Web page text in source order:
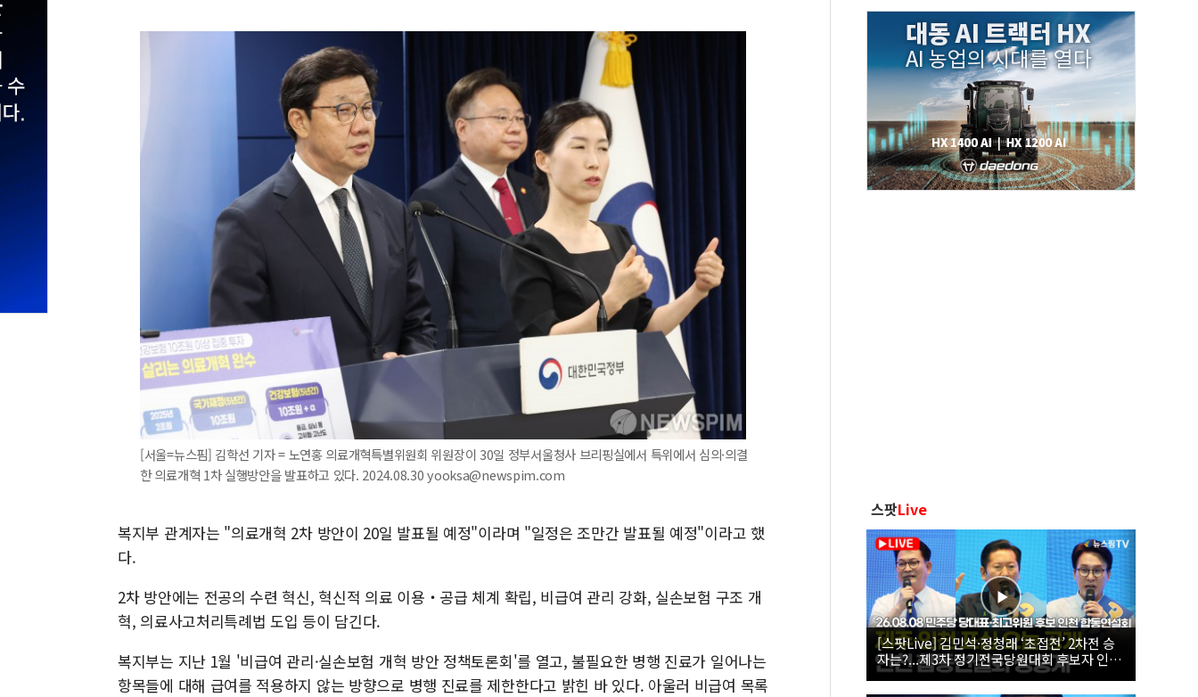
[서울=뉴스핌] 김학선 기자 = 노연홍 의료개혁특별위원회 위원장이 30일 정부서울청사 브리핑실에서 특위에서 심의·의결
한 의료개혁 1차 실행방안을 발표하고 있다. 2024.08.30 yooksa@newspim.com
복지부 관계자는 "의료개혁 2차 방안이 20일 발표될 예정"이라며 "일정은 조만간 발표될 예정"이라고 했
다.
2차 방안에는 전공의 수련 혁신, 혁신적 의료 이용‧공급 체계 확립, 비급여 관리 강화, 실손보험 구조 개
혁, 의료사고처리특례법 도입 등이 담긴다.
복지부는 지난 1월 '비급여 관리·실손보험 개혁 방안 정책토론회'를 열고, 불필요한 병행 진료가 일어나는
항목들에 대해 급여를 적용하지 않는 방향으로 병행 진료를 제한한다고 밝힌 바 있다. 아울러 비급여 목록
스팟Live
[스팟Live] 김민석·정청래 ‘초접전’ 2차전 승
자는?...제3차 정기전국당원대회 후보자 인천
합동연설회 생중계 | 26.08.08